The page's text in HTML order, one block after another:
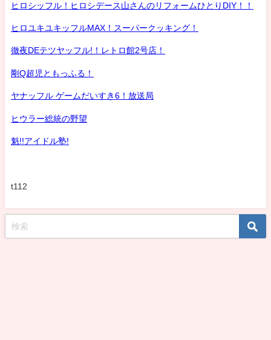
ヒロシッフル！ヒロシデース山さんのリフォームひとりDIY！！
ヒロユキユキッフルMAX！スーパークッキング！
徹夜DEテツヤッフル!！レトロ館2号店！
剛Q超児ともっふる！
ヤナッフル ゲームだいすき6！放送局
ヒウラー総統の野望
魁!!アイドル塾!
t112